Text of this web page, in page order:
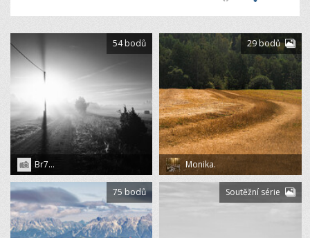
Br7...
54 bodů
Monika.
29 bodů
75 bodů Soutěžní série